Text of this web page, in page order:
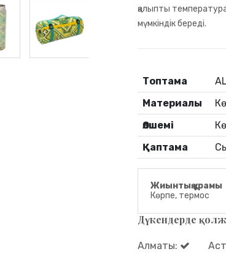
қалыпты
мүмкіндік береді.
Топтама
Материалы
Өлшемі
Қаптама
Жиынтық құрамы
Көрпе, термос
Дүкендерде
Алматы: